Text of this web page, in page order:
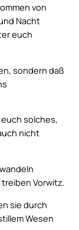
von
Nacht
euch
sondern daß
solches,
nicht
Vorwitz.
sie durch
Wesen